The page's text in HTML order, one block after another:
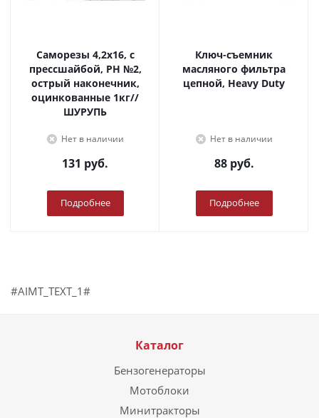
Саморезы 4,2х16, с
прессшайбой, PH №2,
острый наконечник,
оцинкованные 1кг//
ШУРУПЬ
Нет в наличии
131 руб.
Подробнее
Ключ-съемник
масляного фильтра
цепной, Heavy Duty
Нет в наличии
88руб.
Подробнее
#AIMT_TEXT_1#
Каталог
Бензогенераторы
Мотоблоки
Минитракторы